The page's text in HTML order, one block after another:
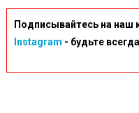
Подписывайтесь на наш
Instagram - будьте